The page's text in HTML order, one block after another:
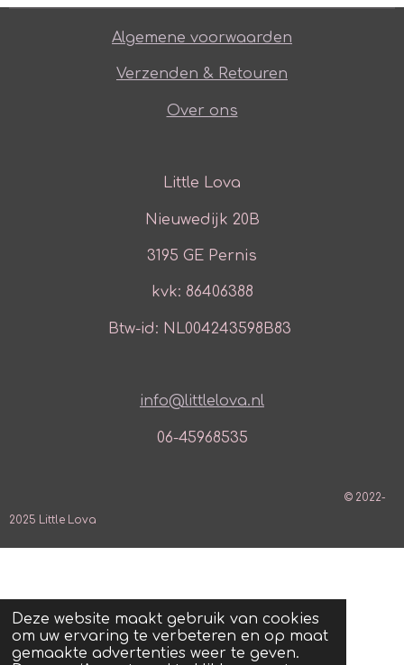
Deze website maakt gebruik van cookies
om uw ervaring te verbeteren en op maat
gemaakte advertenties weer te geven.
Algemene voorwaarden
Verzenden & Retouren
Over ons
Little Lova
Nieuwedijk 20B
3195 GE Pernis
kvk: 86406388
Btw-id: NL004243598B83
info@littlelova.nl
06-45968535
© 2022-
2025 Little Lova